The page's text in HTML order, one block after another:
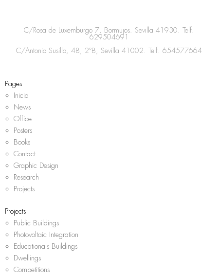
a
g
r
b
o
o
t
e
r
s
a
p
C/Rosa de Luxemburgo 7, Bormujos. Sevilla 41930. Telf.
629504691
C/Antonio Susillo, 48, 2ºB, Sevilla 41002. Telf. 654577664
Pages
Inicio
News
Office
Posters
Books
Contact
Graphic Design
Research
Projects
Projects
Public Buildings
Photovoltaic Integration
Educationals Buildings
Dwellings
Competitions